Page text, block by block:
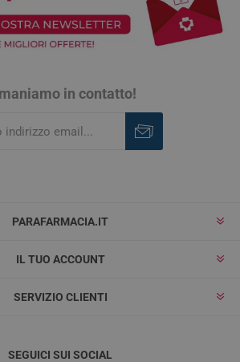
in contatto!
PARAFARMACIA.IT
IL TUO ACCOUNT
SERVIZIO CLIENTI
SEGUICI SUI SOCIAL